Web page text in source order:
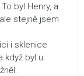
byl Henry, a
stejně jsem
i sklenice
když byl u